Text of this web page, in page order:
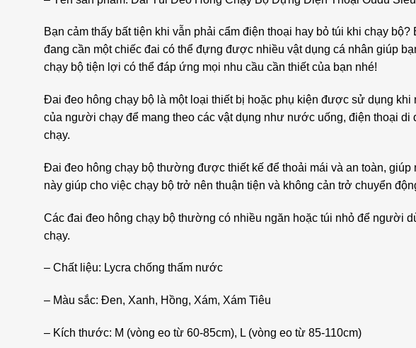
Bạn cảm thấy bất tiện khi vẫn phải cẩm điện thoại hay bỏ túi khi chạy
đang cần một chiếc đai có thể đựng được nhiều vật dụng cá nhân giúp
chạy bộ tiện lợi có thể đáp ứng mọi nhu cầu cần thiết của bạn nhé!
Đai đeo hông chạy bộ là một loại thiết bị hoặc phụ kiện được sử dụng
của người chạy để mang theo các vật dụng như nước uống, điện thoại
chạy.
Đai đeo hông chạy bộ thường được thiết kế để thoải mái và an toàn,
này giúp cho việc chạy bộ trở nên thuận tiện và không cản trở chuyển
Các đai đeo hông chạy bộ thường có nhiều ngăn hoặc túi nhỏ để người
chạy.
– Chất liệu: Lycra chống thấm nước
– Màu sắc: Đen, Xanh, Hồng, Xám, Xám Tiêu
– Kích thước: M (vòng eo từ 60-85cm), L (vòng eo từ 85-110cm)